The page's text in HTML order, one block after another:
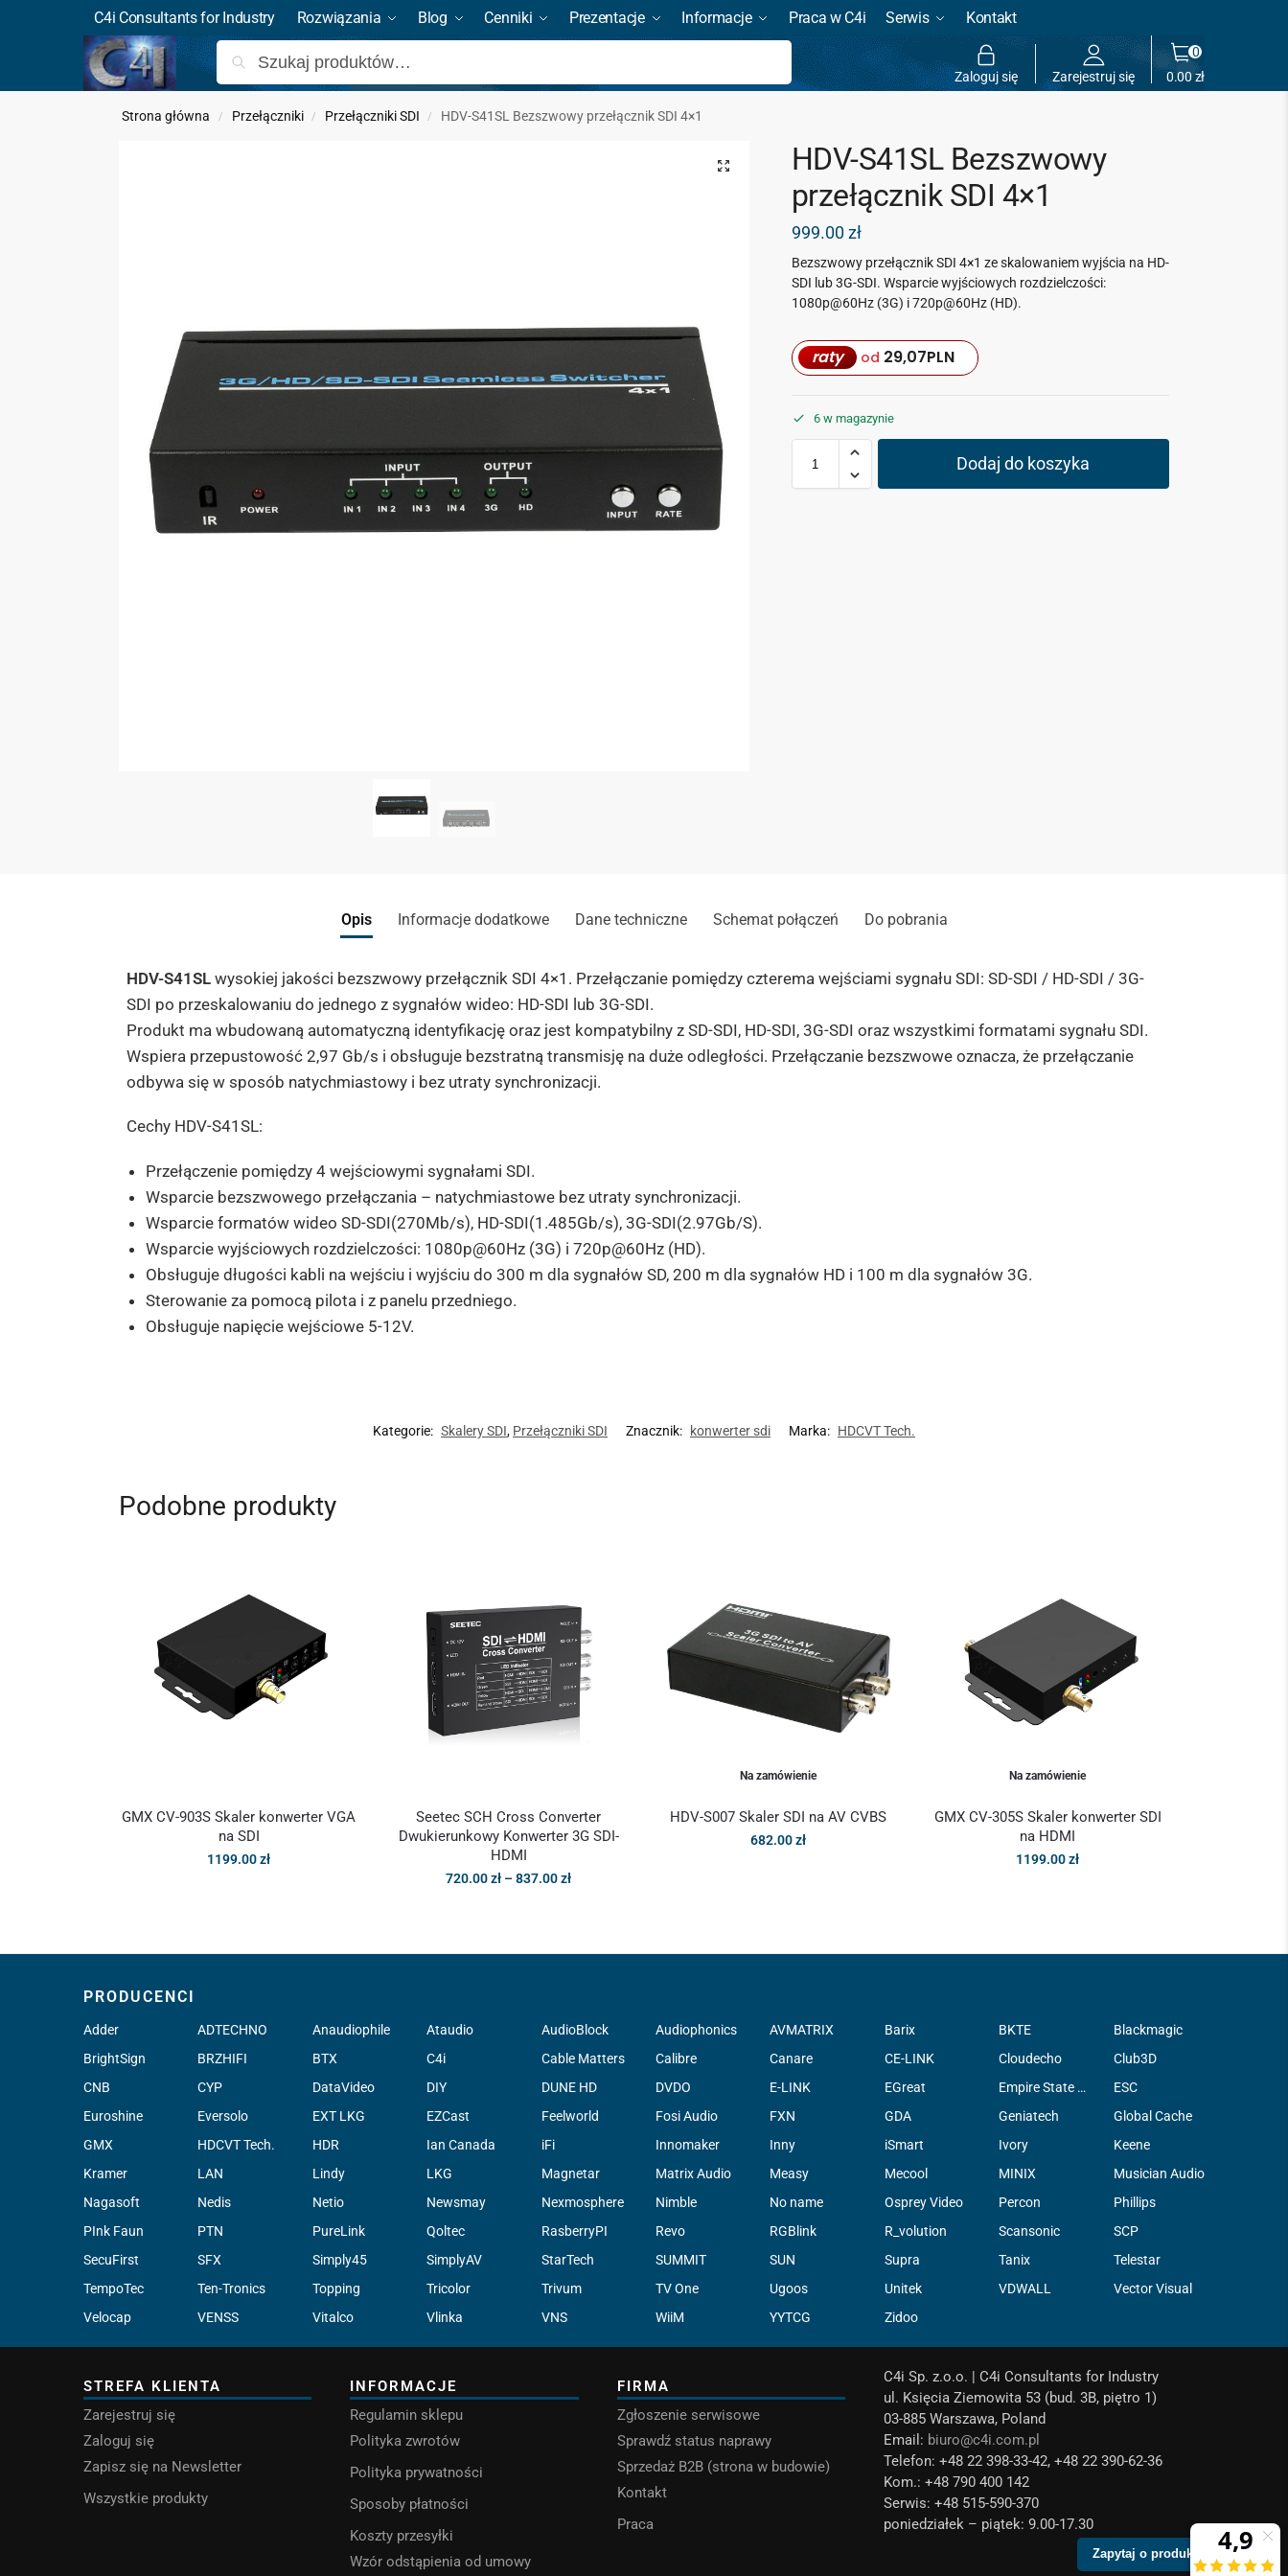
C4i Consultants for Industry Rozwiązania Blog Cenniki Prezentacje Informacje Praca w C4i Serwis Kontakt
Szukaj
Zaloguj się Zarejestruj się 0.00zł
0
Strona główna / Przełączniki / Przełączniki SDI / HDV-S41SL Bezszwowy przełącznik SDI 4×1
HDV-S41SL Bezszwowy
przełącznik SDI 4×1
999.00zł
Bezszwowy przełącznik SDI 4×1 ze skalowaniem wyjścia na HD-
SDI lub 3G-SDI. Wsparcie wyjściowych rozdzielczości:
1080p@60Hz (3G) i 720p@60Hz (HD).
raty od 29,07PLN
6 w magazynie
Dodaj do koszyka
Zapytaj o produkt!
Opis Informacje dodatkowe Dane techniczne Schemat połączeń Do pobrania
HDV-S41SLwysokiej jakości bezszwowy przełącznik SDI 4×1. Przełączanie pomiędzy czterema wejściami sygnału SDI: SD-SDI / HD-SDI / 3G-
SDI po przeskalowaniu do jednego z sygnałów wideo: HD-SDI lub 3G-SDI.
Produkt ma wbudowaną automatyczną identyfikację oraz jest kompatybilny z SD-SDI, HD-SDI, 3G-SDI oraz wszystkimi formatami sygnału SDI.
Wspiera przepustowość 2,97 Gb/s i obsługujebezstratnątransmisję na duże odległości. Przełączanie bezszwowe oznacza, że przełączanie
odbywa się w sposób natychmiastowy i bez utraty synchronizacji.
Cechy HDV-S41SL:
Przełączenie pomiędzy 4 wejściowymi sygnałami SDI.
Wsparcie bezszwowego przełączania – natychmiastowe bez utraty synchronizacji.
Wsparcie formatów wideo SD-SDI(270Mb/s), HD-SDI(1.485Gb/s), 3G-SDI(2.97Gb/S).
Wsparcie wyjściowych rozdzielczości: 1080p@60Hz (3G) i 720p@60Hz (HD).
Obsługuje długości kabli na wejściu i wyjściu do 300 m dla sygnałów SD, 200 m dla sygnałów HD i 100 m dla sygnałów 3G.
Sterowanie za pomocą pilota i z panelu przedniego.
Obsługuje napięcie wejściowe 5-12V.
Kategorie: Skalery SDI, Przełączniki SDI Znacznik: konwerter sdi Marka: HDCVT Tech.
Podobne produkty
GMX CV-903S Skaler konwerter VGA
na SDI
1199.00zł
Seetec SCH Cross Converter
Dwukierunkowy Konwerter 3G SDI-
HDMI
720.00zł –837.00zł
Na zamówienie
HDV-S007 Skaler SDI na AV CVBS
682.00zł
Na zamówienie
GMX CV-305S Skaler konwerter SDI
na HDMI
1199.00zł
PRODUCENCI
Adder ADTECHNO Anaudiophile Ataudio AudioBlock Audiophonics AVMATRIX Barix BKTE
Blackmagic
BrightSign
BRZHIFI BTX C4i Cable Matters Calibre Canare CE-LINK Cloudecho
Club3D
CNB
CYP DataVideo DIY DUNE HD DVDO E-LINK EGreat Empire State Filter Company, INC.
ESC
Euroshine
Eversolo EXT LKG EZCast Feelworld Fosi Audio FXN GDA Geniatech
Global Cache
GMX
HDCVT Tech. HDR Ian Canada iFi Innomaker Inny iSmart Ivory
Keene
Kramer
LAN Lindy LKG Magnetar Matrix Audio Measy Mecool MINIX
Musician Audio
Nagasoft
Nedis Netio Newsmay Nexmosphere Nimble No name Osprey Video Percon
Phillips
PInk Faun
PTN PureLink Qoltec RasberryPI Revo RGBlink R_volution Scansonic
SCP
SecuFirst
SFX Simply45 SimplyAV StarTech SUMMIT SUN Supra Tanix
Telestar
TempoTec
Ten-Tronics Topping Tricolor Trivum TV One Ugoos Unitek VDWALL
Vector Visual
Velocap
VENSS Vitalco Vlinka VNS WiiM YYTCG Zidoo
STREFA KLIENTA
Zarejestruj się
Zaloguj się
Zapisz się na Newsletter
Wszystkie produkty
INFORMACJE
Regulamin sklepu
Polityka zwrotów
Polityka prywatności
Sposoby płatności
Koszty przesyłki
Wzór odstąpienia od umowy
FIRMA
Zgłoszenie serwisowe
Sprawdź status naprawy
Sprzedaż B2B (strona w budowie)
Kontakt
Praca
C4i Sp. z.o.o. | C4i Consultants for Industry
ul. Księcia Ziemowita 53 (bud. 3B, piętro 1)
03-885 Warszawa, Poland
Email: biuro@c4i.com.pl
Telefon: +48 22 398-33-42, +48 22 390-62-36
Kom.: +48 790 400 142
Serwis: +48 515-590-370
poniedziałek – piątek: 9.00-17.30